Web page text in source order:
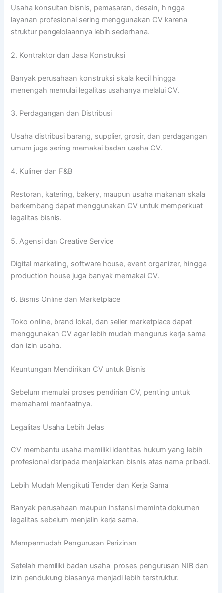
Usaha konsultan bisnis, pemasaran, desain, hingga
layanan profesional sering menggunakan CV karena
struktur pengelolaannya lebih sederhana.
2. Kontraktor dan Jasa Konstruksi
Banyak perusahaan konstruksi skala kecil hingga
menengah memulai legalitas usahanya melalui CV.
3. Perdagangan dan Distribusi
Usaha distribusi barang, supplier, grosir, dan perdagangan
umum juga sering memakai badan usaha CV.
4. Kuliner dan F&B
Restoran, katering, bakery, maupun usaha makanan skala
berkembang dapat menggunakan CV untuk memperkuat
legalitas bisnis.
5. Agensi dan Creative Service
Digital marketing, software house, event organizer, hingga
production house juga banyak memakai CV.
6. Bisnis Online dan Marketplace
Toko online, brand lokal, dan seller marketplace dapat
menggunakan CV agar lebih mudah mengurus kerja sama
dan izin usaha.
Keuntungan Mendirikan CV untuk Bisnis
Sebelum memulai proses pendirian CV, penting untuk
memahami manfaatnya.
Legalitas Usaha Lebih Jelas
CV membantu usaha memiliki identitas hukum yang lebih
profesional daripada menjalankan bisnis atas nama pribadi.
Lebih Mudah Mengikuti Tender dan Kerja Sama
Banyak perusahaan maupun instansi meminta dokumen
legalitas sebelum menjalin kerja sama.
Mempermudah Pengurusan Perizinan
Setelah memiliki badan usaha, proses pengurusan NIB dan
izin pendukung biasanya menjadi lebih terstruktur.